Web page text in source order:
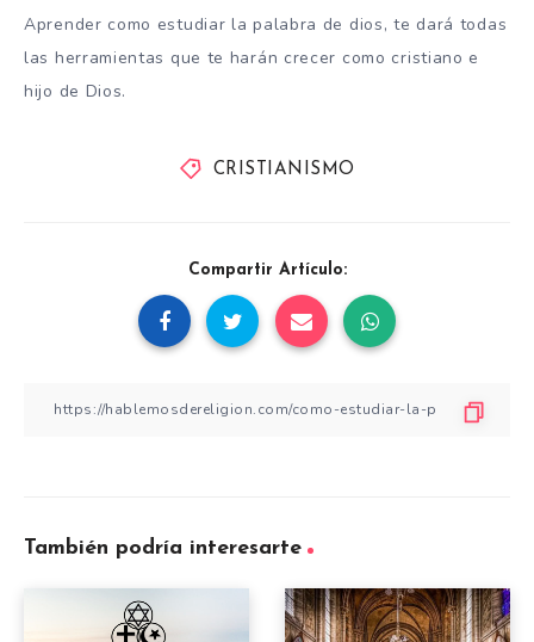
Aprender como estudiar la palabra de dios, te dará todas
las herramientas que te harán crecer como cristiano e
hijo de Dios.
CRISTIANISMO
Compartir Artículo:
También podría interesarte